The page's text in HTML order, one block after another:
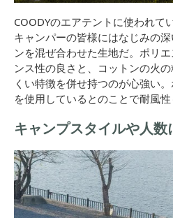
COODYのエアテントに使われて
キャンパーの皆様にはなじみの
ンを混ぜ合わせた生地だ。ポリ
ンス性の良さと、コットンの火
くい特徴を併せ持つのが心強い
を使用しているとのことで耐風性
キャンプスタイルや人